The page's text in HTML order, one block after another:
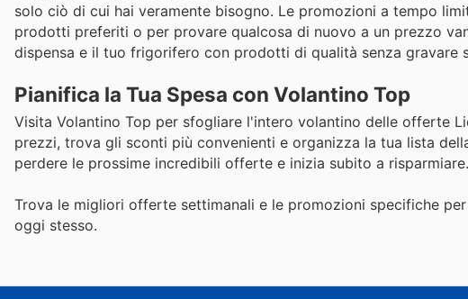
solo ciò di cui hai veramente bisogno. Le promozioni a tempo
prodotti preferiti o per provare qualcosa di nuovo a un prezzo
dispensa e il tuo frigorifero con prodotti di qualità senza gravare
Pianifica la Tua Spesa con Volantino Top
Visita Volantino Top per sfogliare l'intero volantino delle offerte
prezzi, trova gli sconti più convenienti e organizza la tua lista
perdere le prossime incredibili offerte e inizia subito a risparmiare.
Trova le migliori offerte settimanali e le promozioni specifiche
oggi stesso.